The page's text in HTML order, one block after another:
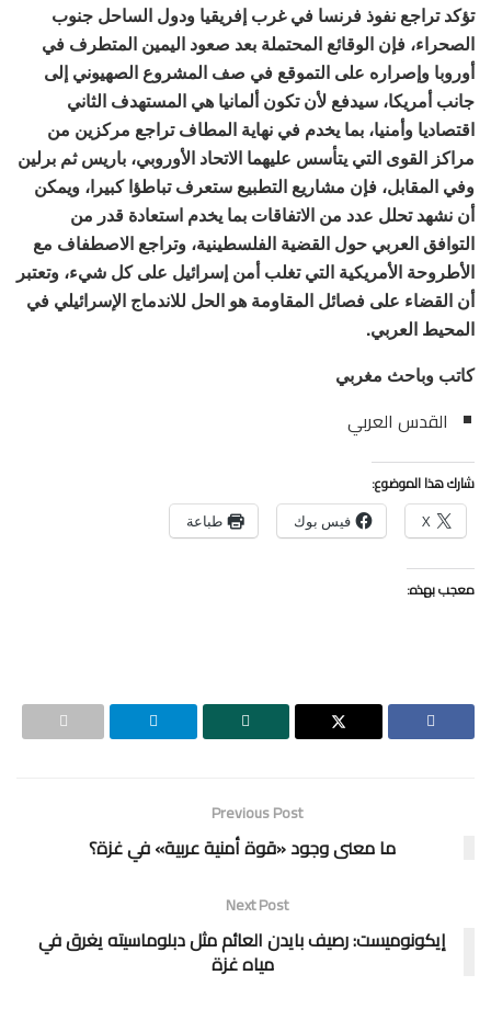
تؤكد تراجع نفوذ فرنسا في غرب إفريقيا ودول الساحل جنوب
الصحراء، فإن الوقائع المحتملة بعد صعود اليمين المتطرف في
أوروبا وإصراره على التموقع في صف المشروع الصهيوني إلى
جانب أمريكا، سيدفع لأن تكون ألمانيا هي المستهدف الثاني
اقتصاديا وأمنيا، بما يخدم في نهاية المطاف تراجع مركزين من
مراكز القوى التي يتأسس عليهما الاتحاد الأوروبي، باريس ثم برلين
وفي المقابل، فإن مشاريع التطبيع ستعرف تباطؤا كبيرا، ويمكن
أن نشهد تحلل عدد من الاتفاقات بما يخدم استعادة قدر من
التوافق العربي حول القضية الفلسطينية، وتراجع الاصطفاف مع
الأطروحة الأمريكية التي تغلب أمن إسرائيل على كل شيء، وتعتبر
أن القضاء على فصائل المقاومة هو الحل للاندماج الإسرائيلي في
المحيط العربي.
كاتب وباحث مغربي
القدس العربي
شارك هذا الموضوع:
X فيس بوك طباعة
معجب بهذه:
Previous Post
ما معنى وجود «قوة أمنية عربية» في غزة؟
Next Post
إيكونوميست: رصيف بايدن العائم مثل دبلوماسيته يغرق في
مياه غزة